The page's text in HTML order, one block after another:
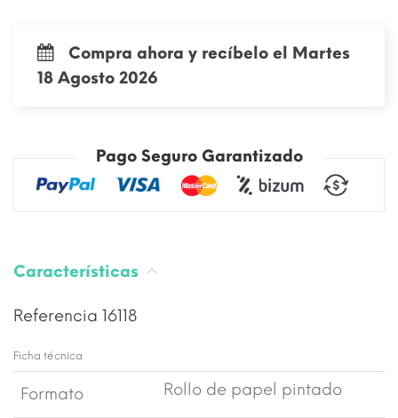
Compra ahora y recíbelo el Martes
18 Agosto 2026
Pago Seguro Garantizado
Características
Referencia 16118
Ficha técnica
Formato Rollo de papel pintado